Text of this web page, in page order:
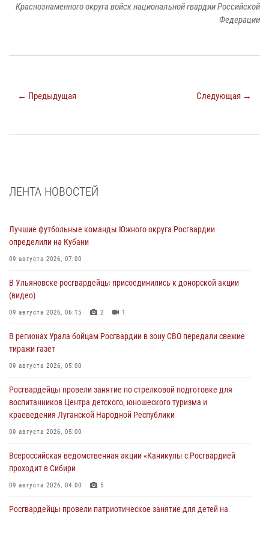
Краснознаменного округа войск национальной гвардии Российской
Федерации
← Предыдущая Следующая →
ЛЕНТА НОВОСТЕЙ
Лучшие футбольные команды Южного округа Росгвардии
определили на Кубани
09 августа 2026, 07:00
В Ульяновске росгвардейцы присоединились к донорской акции
(видео)
09 августа 2026, 06:15 2 1
В регионах Урала бойцам Росгвардии в зону СВО передали свежие
тиражи газет
09 августа 2026, 05:00
Росгвардейцы провели занятие по стрелковой подготовке для
воспитанников Центра детского, юношеского туризма и
краеведения Луганской Народной Республики
09 августа 2026, 05:00
Всероссийская ведомственная акции «Каникулы с Росгвардией
проходит в Сибири
09 августа 2026, 04:00 5
Росгвардейцы провели патриотическое занятие для детей на